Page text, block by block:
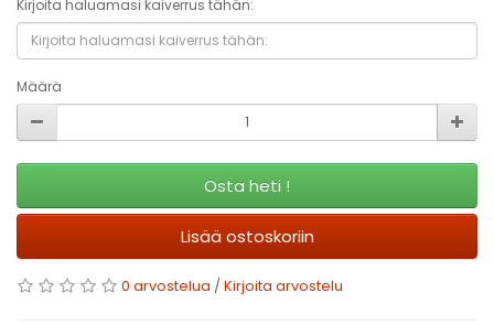
Kirjoita haluamasi kaiverrus tähän:
Määrä
Osta heti !
Lisää ostoskoriin
0 arvostelua /Kirjoita arvostelu